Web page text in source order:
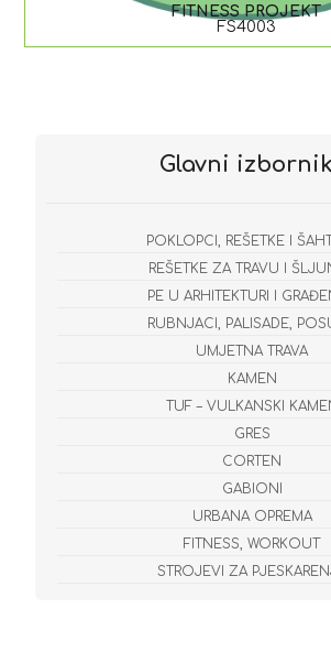
FITNESS PROJEKT
FS4003
Glavni izbornik
POKLOPCI, REŠETKE I
REŠETKE ZA TRAVU I
PE U ARHITEKTURI I
RUBNJACI, PALISADE,
UMJETNA TRAVA
KAMEN
TUF – VULKANSKI
GRES
CORTEN
GABIONI
URBANA OPREMA
FITNESS, WORKOUT
STROJEVI ZA